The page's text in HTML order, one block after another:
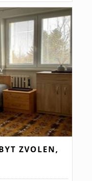
ZVOLEN,